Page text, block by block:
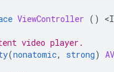
ViewController () <
video player.
(nonatomic, strong)